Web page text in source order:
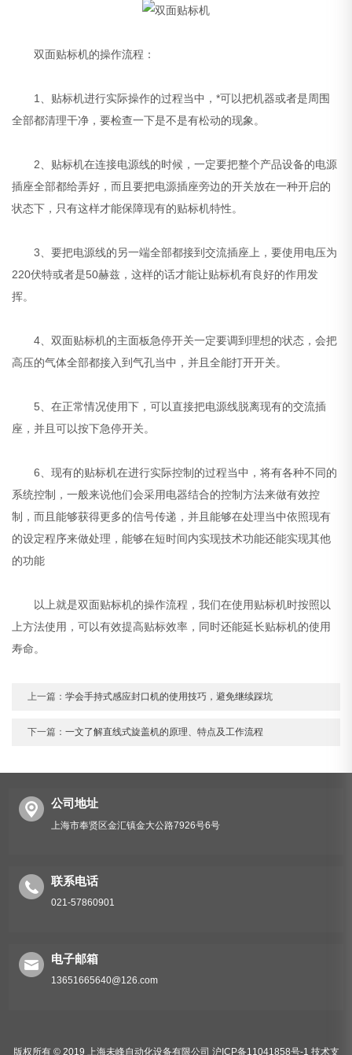
双面贴标机的操作流程：
1、贴标机进行实际操作的过程当中，*可以把机器或者是周围
全部都清理干净，要检查一下是不是有松动的现象。
2、贴标机在连接电源线的时候，一定要把整个产品设备的电源
插座全部都给弄好，而且要把电源插座旁边的开关放在一种开启的
状态下，只有这样才能保障现有的贴标机特性。
3、要把电源线的另一端全部都接到交流插座上，要使用电压为
220伏特或者是50赫兹，这样的话才能让贴标机有良好的作用发
挥。
4、双面贴标机的主面板急停开关一定要调到理想的状态，会把
高压的气体全部都接入到气孔当中，并且全能打开开关。
5、在正常情况使用下，可以直接把电源线脱离现有的交流插
座，并且可以按下急停开关。
6、现有的贴标机在进行实际控制的过程当中，将有各种不同的
系统控制，一般来说他们会采用电器结合的控制方法来做有效控
制，而且能够获得更多的信号传递，并且能够在处理当中依照现有
的设定程序来做处理，能够在短时间内实现技术功能还能实现其他
的功能
以上就是双面贴标机的操作流程，我们在使用贴标机时按照以
上方法使用，可以有效提高贴标效率，同时还能延长贴标机的使用
寿命。
上一篇：学会手持式感应封口机的使用技巧，避免继续踩坑
下一篇：一文了解直线式旋盖机的原理、特点及工作流程
公司地址
上海市奉贤区金汇镇金大公路7926号6号
联系电话
021-57860901
电子邮箱
13651665640@126.com
版权所有 © 2019 上海未峰自动化设备有限公司 沪ICP备11041858号-1 技术支